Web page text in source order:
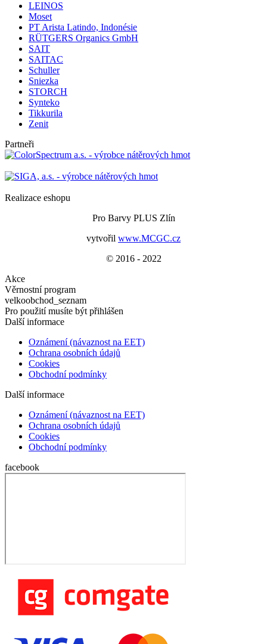
LEINOS
Moset
PT Arista Latindo, Indonésie
RÜTGERS Organics GmbH
SAIT
SAITAC
Schuller
Sniezka
STORCH
Synteko
Tikkurila
Zenit
Partneři
Realizace eshopu
Pro Barvy PLUS Zlín
vytvořil www.MCGC.cz
© 2016 - 2022
Akce
Věrnostní program
velkoobchod_seznam
Pro použití musíte být přihlášen
Další informace
Oznámení (návaznost na EET)
Ochrana osobních údajů
Cookies
Obchodní podmínky
Další informace
Oznámení (návaznost na EET)
Ochrana osobních údajů
Cookies
Obchodní podmínky
facebook